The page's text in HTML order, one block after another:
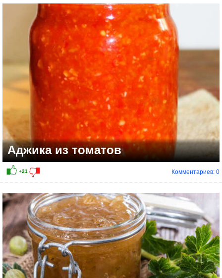
+2
Аджика из томатов
Комментариев: 0